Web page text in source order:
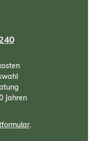
Jahren
.